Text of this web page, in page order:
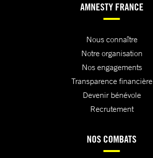
AMNESTY FRANCE
Nous connaître
Notre organisation
Nos engagements
Transparence financière
Devenir bénévole
Recrutement
NOS COMBATS